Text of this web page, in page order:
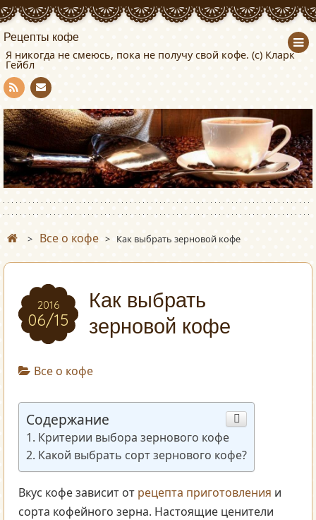
Рецепты кофе
Я никогда не смеюсь, пока не получу свой кофе. (с) Кларк
Гейбл
RSS Con
tact
> Все о кофе > Как выбрать зерновой кофе
2016
06/15
Как выбрать
зерновой кофе
Все о кофе
Содержание
Критерии выбора зернового кофе
Какой выбрать сорт зернового кофе?
Вкус кофе зависит от рецепта приготовления и
сорта кофейного зерна. Настоящие ценители